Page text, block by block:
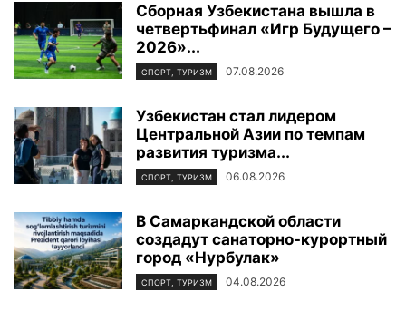
Сборная Узбекистана вышла в
четвертьфинал «Игр Будущего –
2026»...
СПОРТ, ТУРИЗМ 07.08.2026
Узбекистан стал лидером
Центральной Азии по темпам
развития туризма...
СПОРТ, ТУРИЗМ 06.08.2026
В Самаркандской области
создадут санаторно-курортный
город «Нурбулак»
СПОРТ, ТУРИЗМ 04.08.2026